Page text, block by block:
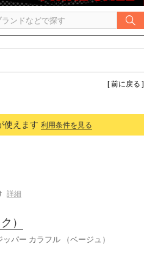
[ 前に戻る ]
使えます 利用条件を見る
詳細
）
パー カラフル （ベージュ）